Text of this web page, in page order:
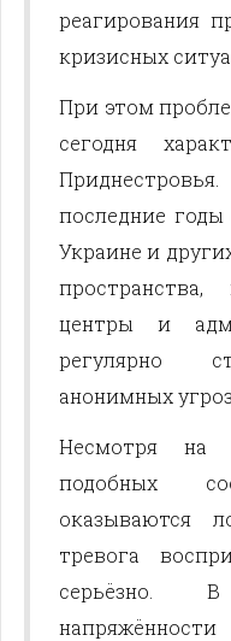
реагирования
кризисных
При этом
сегодня
последние
Украине и
центры и
регулярно
анонимных угроз.
Несмотря на
подобных
оказываются
тревога
серьёзно.